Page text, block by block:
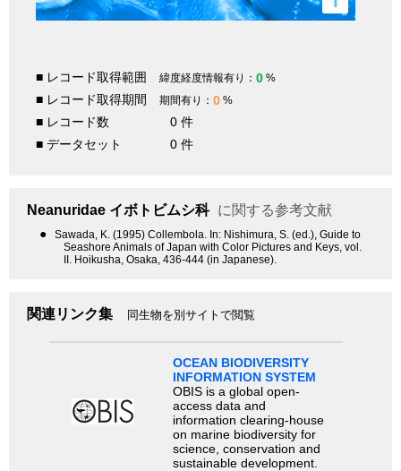
■ レコード取得範囲 緯度経度情報有り： 0 %
■ レコード取得期間 期間有り： 0 %
■ レコード数
0 件
■ データセット
0 件
Neanuridae イボトビムシ科 に関する参考文献
●
Sawada, K. (1995) Collembola. In: Nishimura, S. (ed.), Guide to
Seashore Animals of Japan with Color Pictures and Keys, vol.
II. Hoikusha, Osaka, 436-444 (in Japanese).
関連リンク集 同生物を別サイトで閲覧
OCEAN BIODIVERSITY
INFORMATION SYSTEM
OBIS is a global open-
access data and
information clearing-house
on marine biodiversity for
science, conservation and
sustainable development.